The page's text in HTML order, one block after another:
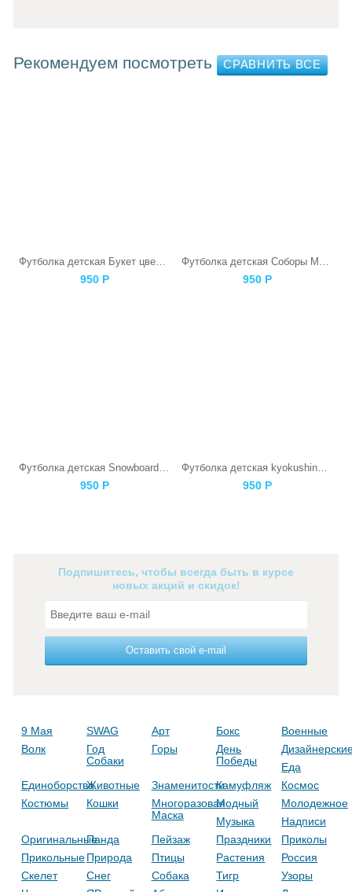
Рекомендуем посмотреть
950 Р 950 Р
Футболка детская Snowboarding Skull
950 Р
Футболка детская kyokushinkai Каратист
950 Р
Подпишитесь, чтобы всегда быть в курсе
новых акций и скидок!
Оставить свой e-mail
9 Мая SWAG Арт Бокс
Военные
Волк
Год
Собаки
Горы
День
Победы
Еда
ЕдиноборстваЖивотные ЗнаменитостиКамуфляж
Космос
Костюмы
Кошки
Многоразовая
Маска
Модный
Молодежное
Музыка
Надписи
ОригинальныеПанда Пейзаж Праздники
Приколы
ПрикольныеПрирода Птицы Растения
Россия
Скелет
Снег Собака Тигр
Узоры